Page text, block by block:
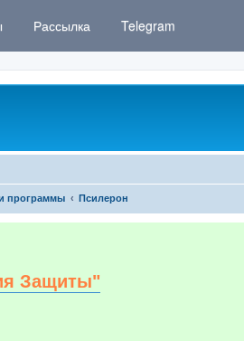
Рассылка Telegram
программы Псилерон
Защиты"